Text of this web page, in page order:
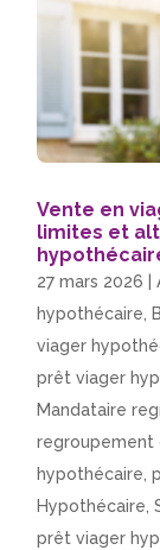
Vente en
limites et
27 mars 2026 |
hypothécaire,
viager
prêt viager
Mandataire
regroupement
hypothécaire,
Hypothécaire,
prêt viager